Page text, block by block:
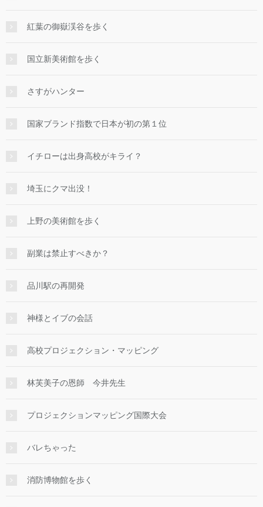
紅葉の御嶽渓谷を歩く
国立新美術館を歩く
さすがハンター
国家ブランド指数で日本が初の第１位
イチローは出身高校がキライ？
埼玉にクマ出没！
上野の美術館を歩く
副業は禁止すべきか？
品川駅の再開発
神様とイブの会話
高校プロジェクション・マッピング
林芙美子の恩師 今井先生
プロジェクションマッピング国際大会
バレちゃった
消防博物館を歩く